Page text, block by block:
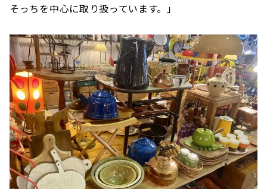
そっちを中心に取り扱っています。」